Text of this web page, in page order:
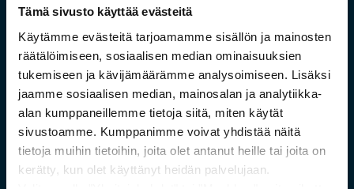
Tämä sivusto käyttää evästeitä
Käytämme evästeitä tarjoamamme sisällön ja mainosten
räätälöimiseen, sosiaalisen median ominaisuuksien
tukemiseen ja kävijämäärämme analysoimiseen. Lisäksi
jaamme sosiaalisen median, mainosalan ja analytiikka-
alan kumppaneillemme tietoja siitä, miten käytät
sivustoamme. Kumppanimme voivat yhdistää näitä
tietoja muihin tietoihin, joita olet antanut heille tai joita on
kerätty, kun olet käyttänyt heidän palvelujaan.
Saamelaismuseon ja
luontokeskuksen esineistölle
sopivat ilmastoidut ja
kestävät säilytysratkaisut
Lue lisää »